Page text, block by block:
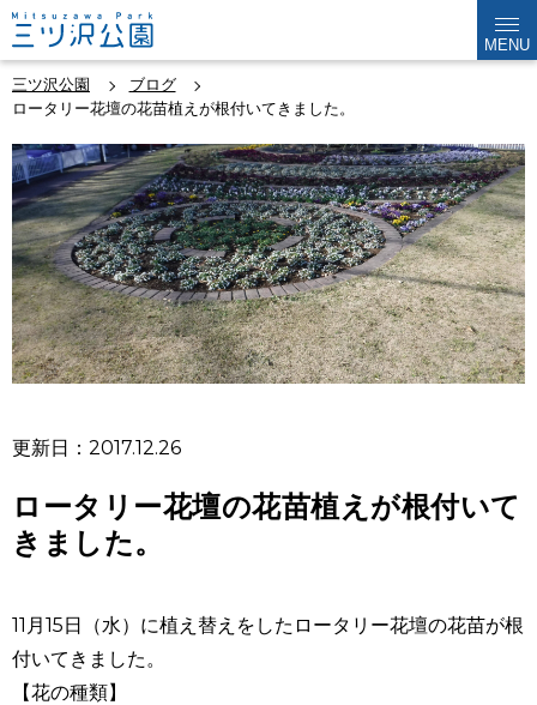
MENU
三ツ沢公園
ブログ
ロータリー花壇の花苗植えが根付いてきました。
更新日：2017.12.26
ロータリー花壇の花苗植えが根付いて
きました。
11月15日（水）に植え替えをしたロータリー花壇の花苗が根
付いてきました。
【花の種類】